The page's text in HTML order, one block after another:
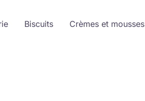
Biscuits Crèmes et mousses